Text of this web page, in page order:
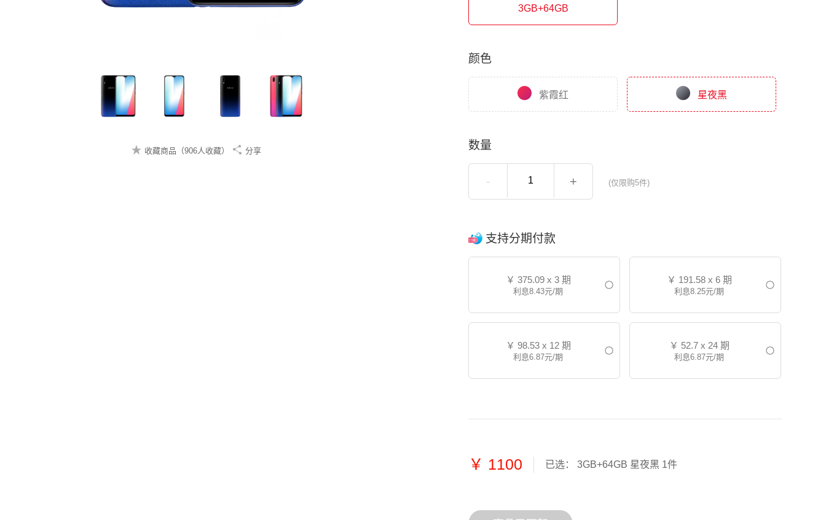
收藏商品（906人收藏） 分享
3GB+64GB
颜色
紫霞红 星夜黑
数量
- + (仅限购5件)
支持分期付款
￥ 375.09 x 3 期
利息8.43元/期
￥ 191.58 x 6 期
利息8.25元/期
￥ 98.53 x 12 期
利息6.87元/期
￥ 52.7 x 24 期
利息6.87元/期
￥ 1100 已选： 3GB+64GB 星夜黑 1件